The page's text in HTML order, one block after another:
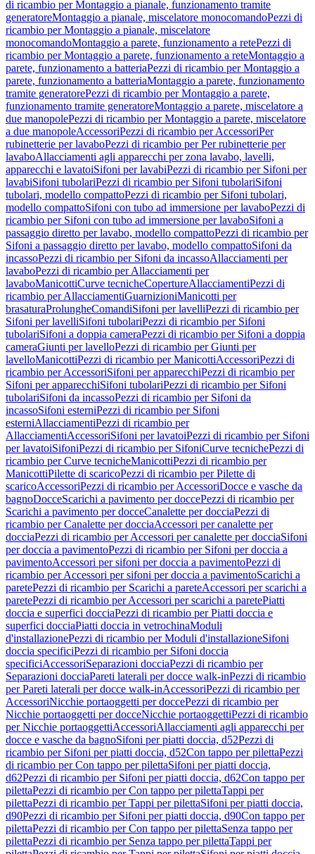
di ricambio per Montaggio a pianale, funzionamento tramite
generatoreMontaggio a pianale, miscelatore monocomandoPezzi di
ricambio per Montaggio a pianale, miscelatore
monocomandoMontaggio a parete, funzionamento a retePezzi di
ricambio per Montaggio a parete, funzionamento a reteMontaggio a
parete, funzionamento a batteriaPezzi di ricambio per Montaggio a
parete, funzionamento a batteriaMontaggio a parete, funzionamento
tramite generatorePezzi di ricambio per Montaggio a parete,
funzionamento tramite generatoreMontaggio a parete, miscelatore a
due manopolePezzi di ricambio per Montaggio a parete, miscelatore
a due manopoleAccessoriPezzi di ricambio per AccessoriPer
rubinetterie per lavaboPezzi di ricambio per Per rubinetterie per
lavaboAllacciamenti agli apparecchi per zona lavabo, lavelli,
apparecchi e lavatoiSifoni per lavabiPezzi di ricambio per Sifoni per
lavabiSifoni tubolariPezzi di ricambio per Sifoni tubolariSifoni
tubolari, modello compattoPezzi di ricambio per Sifoni tubolari,
modello compattoSifoni con tubo ad immersione per lavaboPezzi di
ricambio per Sifoni con tubo ad immersione per lavaboSifoni a
passaggio diretto per lavabo, modello compattoPezzi di ricambio per
Sifoni a passaggio diretto per lavabo, modello compattoSifoni da
incassoPezzi di ricambio per Sifoni da incassoAllacciamenti per
lavaboPezzi di ricambio per Allacciamenti per
lavaboManicottiCurve tecnicheCopertureAllacciamentiPezzi di
ricambio per AllacciamentiGuarnizioniManicotti per
brasaturaProlungheComandiSifoni per lavelliPezzi di ricambio per
Sifoni per lavelliSifoni tubolariPezzi di ricambio per Sifoni
tubolariSifoni a doppia cameraPezzi di ricambio per Sifoni a doppia
cameraGiunti per lavelloPezzi di ricambio per Giunti per
lavelloManicottiPezzi di ricambio per ManicottiAccessoriPezzi di
ricambio per AccessoriSifoni per apparecchiPezzi di ricambio per
Sifoni per apparecchiSifoni tubolariPezzi di ricambio per Sifoni
tubolariSifoni da incassoPezzi di ricambio per Sifoni da
incassoSifoni esterniPezzi di ricambio per Sifoni
esterniAllacciamentiPezzi di ricambio per
AllacciamentiAccessoriSifoni per lavatoiPezzi di ricambio per Sifoni
per lavatoiSifoniPezzi di ricambio per SifoniCurve tecnichePezzi di
ricambio per Curve tecnicheManicottiPezzi di ricambio per
ManicottiPilette di scaricoPezzi di ricambio per Pilette di
scaricoAccessoriPezzi di ricambio per AccessoriDocce e vasche da
bagnoDocceScarichi a pavimento per doccePezzi di ricambio per
Scarichi a pavimento per docceCanalette per docciaPezzi di
ricambio per Canalette per docciaAccessori per canalette per
docciaPezzi di ricambio per Accessori per canalette per docciaSifoni
per doccia a pavimentoPezzi di ricambio per Sifoni per doccia a
pavimentoAccessori per sifoni per doccia a pavimentoPezzi di
ricambio per Accessori per sifoni per doccia a pavimentoScarichi a
paretePezzi di ricambio per Scarichi a pareteAccessori per scarichi a
paretePezzi di ricambio per Accessori per scarichi a paretePiatti
doccia e superfici docciaPezzi di ricambio per Piatti doccia e
superfici docciaPiatti doccia in vetrochinaModuli
d'installazionePezzi di ricambio per Moduli d'installazioneSifoni
doccia specificiPezzi di ricambio per Sifoni doccia
specificiAccessoriSeparazioni docciaPezzi di ricambio per
Separazioni docciaPareti laterali per docce walk-inPezzi di ricambio
per Pareti laterali per docce walk-inAccessoriPezzi di ricambio per
AccessoriNicchie portaoggetti per doccePezzi di ricambio per
Nicchie portaoggetti per docceNicchie portaoggettiPezzi di ricambio
per Nicchie portaoggettiAccessoriAllacciamenti agli apparecchi per
docce e vasche da bagnoSifoni per piatti doccia, d52Pezzi di
ricambio per Sifoni per piatti doccia, d52Con tappo per pilettaPezzi
di ricambio per Con tappo per pilettaSifoni per piatti doccia,
d62Pezzi di ricambio per Sifoni per piatti doccia, d62Con tappo per
pilettaPezzi di ricambio per Con tappo per pilettaTappi per
pilettaPezzi di ricambio per Tappi per pilettaSifoni per piatti doccia,
d90Pezzi di ricambio per Sifoni per piatti doccia, d90Con tappo per
pilettaPezzi di ricambio per Con tappo per pilettaSenza tappo per
pilettaPezzi di ricambio per Senza tappo per pilettaTappi per